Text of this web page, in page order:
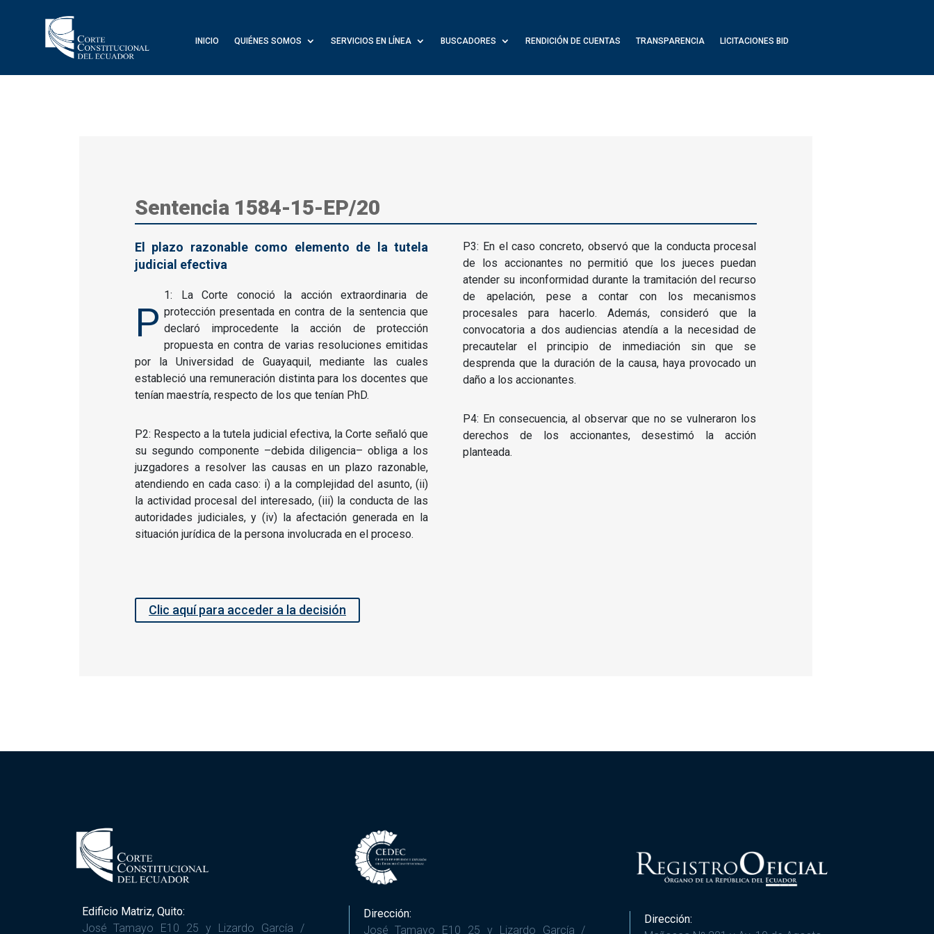
INICIO QUIÉNES SOMOS SERVICIOS EN LÍNEA BUSCADORES RENDICIÓN DE CUENTAS TRANSPARENCIA LICITACIONES BID
Sentencia 1584-15-EP/20
El plazo razonable como elemento de la tutela
judicial efectiva
P
1: La Corte conoció la acción extraordinaria de
protección presentada en contra de la sentencia que
declaró improcedente la acción de protección
propuesta en contra de varias resoluciones emitidas
por la Universidad de Guayaquil, mediante las cuales
estableció una remuneración distinta para los docentes que
tenían maestría, respecto de los que tenían PhD.
P2: Respecto a la tutela judicial efectiva, la Corte señaló que
su segundo componente –debida diligencia– obliga a los
juzgadores a resolver las causas en un plazo razonable,
atendiendo en cada caso: i) a la complejidad del asunto, (ii)
la actividad procesal del interesado, (iii) la conducta de las
autoridades judiciales, y (iv) la afectación generada en la
situación jurídica de la persona involucrada en el proceso.
P3: En el caso concreto, observó que la conducta procesal
de los accionantes no permitió que los jueces puedan
atender su inconformidad durante la tramitación del recurso
de apelación, pese a contar con los mecanismos
procesales para hacerlo. Además, consideró que la
convocatoria a dos audiencias atendía a la necesidad de
precautelar el principio de inmediación sin que se
desprenda que la duración de la causa, haya provocado un
daño a los accionantes.
P4: En consecuencia, al observar que no se vulneraron los
derechos de los accionantes, desestimó la acción
planteada.
Clic aquí para acceder a la decisión
Edificio Matriz, Quito:
José Tamayo E10 25 y Lizardo García /
Dirección:
José Tamayo E10 25 y Lizardo García /
Dirección: